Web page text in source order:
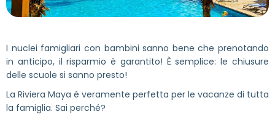
I nuclei famigliari con bambini sanno bene che prenotando
in anticipo, il risparmio è garantito! È semplice: le chiusure
delle scuole si sanno presto!
La Riviera Maya è veramente perfetta per le vacanze di tutta
la famiglia. Sai perché?